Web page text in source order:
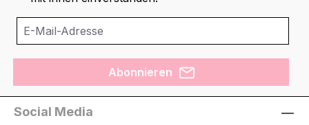
Abonnieren
Social Media